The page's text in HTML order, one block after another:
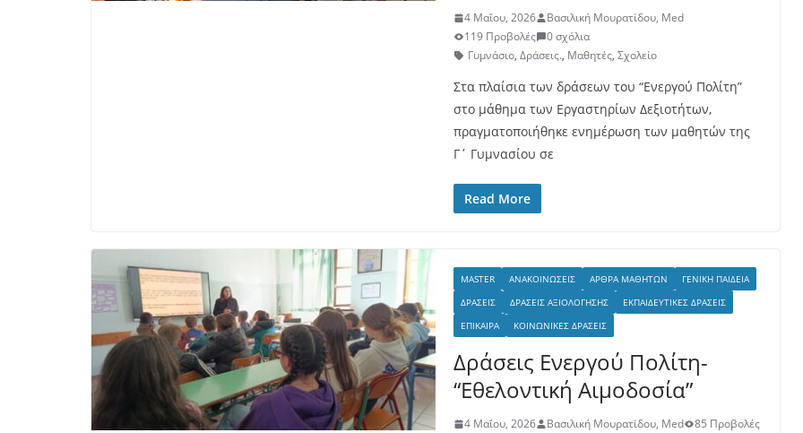
4 Μαΐου, 2026
Βασιλική Μουρατίδου, Med
119 Προβολές
0 σχόλια
Γυμνάσιο, Δράσεις., Μαθητές, Σχολείο
Στα πλαίσια των δράσεων του “Ενεργού Πολίτη”
στο μάθημα των Εργαστηρίων Δεξιοτήτων,
πραγματοποιήθηκε ενημέρωση των μαθητών της
Γ΄ Γυμνασίου σε
Read More
MASTER ΑΝΑΚΟΙΝΏΣΕΙΣ ΆΡΘΡΑ ΜΑΘΗΤΏΝ
ΓΕΝΙΚΉ ΠΑΙΔΕΊΑ
ΔΡΆΣΕΙΣ
ΔΡΆΣΕΙΣ ΑΞΙΟΛΌΓΗΣΗΣ
ΕΚΠΑΙΔΕΥΤΙΚΈΣ ΔΡΆΣΕΙΣ
ΕΠΊΚΑΙΡΑ
ΚΟΙΝΩΝΙΚΈΣ ΔΡΆΣΕΙΣ
Δράσεις Ενεργού Πολίτη-
“Εθελοντική Αιμοδοσία”
4 Μαΐου, 2026 Βασιλική Μουρατίδου, Med
85 Προβολές